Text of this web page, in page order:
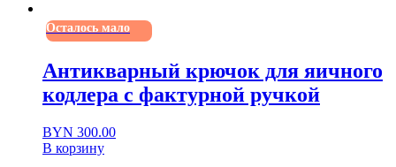
Осталось мало
Антикварный крючок для яичного
кодлера с фактурной ручкой
BYN 300.00
В корзину